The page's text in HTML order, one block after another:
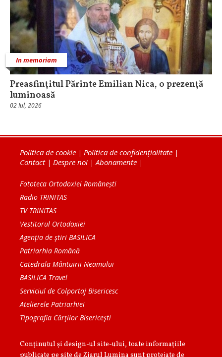
In memoriam
Preasfințitul Părinte Emilian Nica, o prezență
luminoasă
02 Iul, 2026
Politica de cookie | Politica de confidențialitate |
Contact| Despre noi |Abonamente |
Fototeca Ortodoxiei Românești
Radio TRINITAS
TV TRINITAS
Vestitorul Ortodoxiei
Agenţia de ştiri BASILICA
Patriarhia Română
Catedrala Mântuirii Neamului
BASILICA Travel
Serviciul de Colportaj Bisericesc
Atelierele Patriarhiei
Tipografia Cărţilor Bisericeşti
Conținutul și design-ul site-ului, toate informaţiile